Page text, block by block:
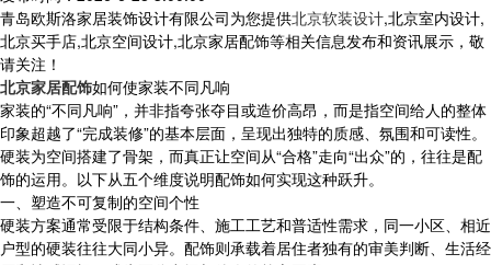
青岛欧斯洛家居装饰设计有限公司为您提供北京软装设计,北京室内设计,
北京买手店,北京空间设计,北京家居配饰等相关信息发布和资讯展示，敬
请关注！
北京家居配饰如何使家装不同凡响
家装的“不同凡响”，并非指夸张夺目或造价高昂，而是指空间给人的整体
印象超越了“完成装修”的基本层面，呈现出独特的质感、氛围和可读性。
硬装为空间搭建了骨架，而真正让空间从“合格”走向“出众”的，往往是配
饰的运用。以下从五个维度说明配饰如何实现这种跃升。
一、塑造不可复制的空间个性
硬装方案通常受限于结构条件、施工工艺和普适性需求，同一小区、相近
户型的硬装往往大同小异。配饰则承载着居住者独有的审美判断、生活经